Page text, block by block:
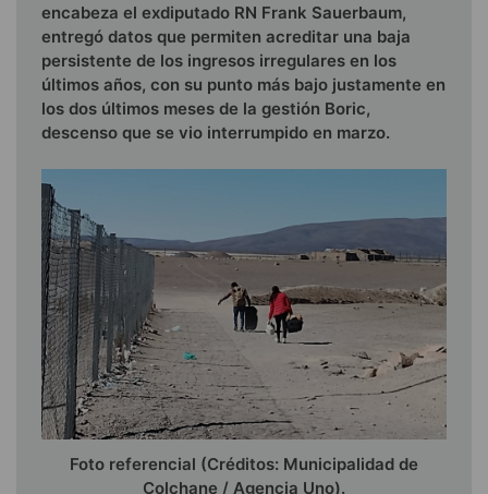
encabeza el exdiputado RN Frank Sauerbaum,
entregó datos que permiten acreditar una baja
persistente de los ingresos irregulares en los
últimos años, con su punto más bajo justamente en
los dos últimos meses de la gestión Boric,
descenso que se vio interrumpido en marzo.
Foto referencial (Créditos: Municipalidad de
Colchane / Agencia Uno).